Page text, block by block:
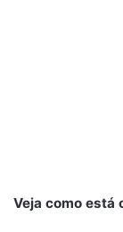
Veja como está